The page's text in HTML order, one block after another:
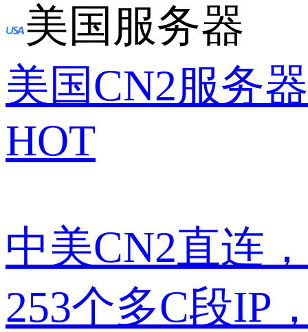
美国服务器
美国CN2服务器
HOT
中美CN2直连
253个多C段IP